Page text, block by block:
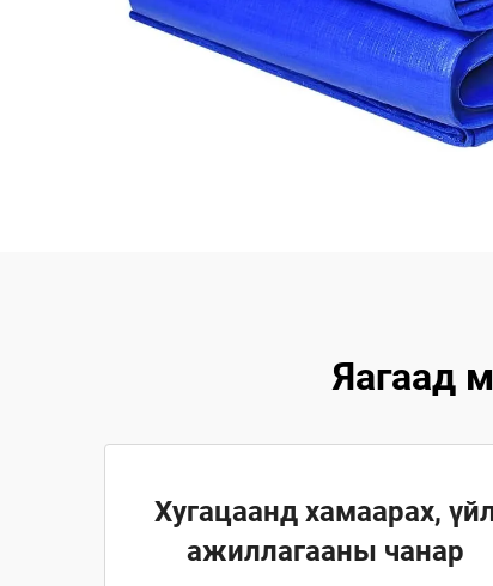
Яагаад
Хугацаанд хамаарах,
ажиллагааны чанар